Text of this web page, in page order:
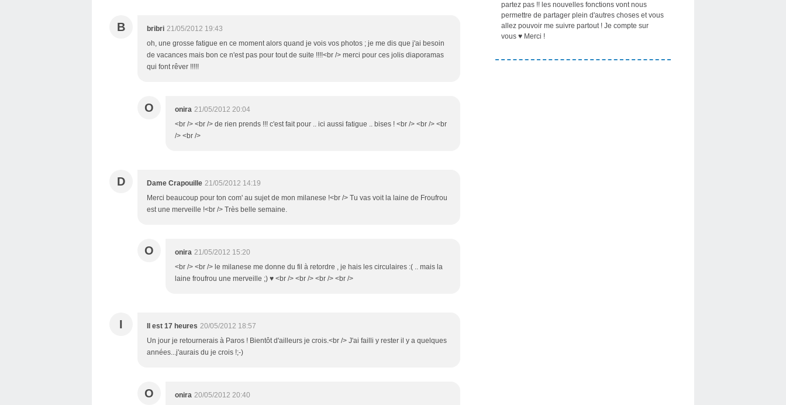
B bribri 21/05/2012 19:43
oh, une grosse fatigue en ce moment alors quand je vois vos photos ; je me dis que j'ai besoin
de vacances mais bon ce n'est pas pour tout de suite !!!!<br /> merci pour ces jolis diaporamas
qui font rêver !!!!!
O onira 21/05/2012 20:04
<br /> <br /> de rien prends !!! c'est fait pour .. ici aussi fatigue .. bises ! <br /> <br /> <br
/> <br />
D Dame Crapouille 21/05/2012 14:19
Merci beaucoup pour ton com' au sujet de mon milanese !<br /> Tu vas voit la laine de Froufrou
est une merveille !<br /> Très belle semaine.
O onira 21/05/2012 15:20
<br /> <br /> le milanese me donne du fil à retordre , je hais les circulaires :( .. mais la
laine froufrou une merveille ;) ♥ <br /> <br /> <br /> <br />
I Il est 17 heures 20/05/2012 18:57
Un jour je retournerais à Paros ! Bientôt d'ailleurs je crois.<br /> J'ai failli y rester il y a quelques
années...j'aurais du je crois !;-)
O onira 20/05/2012 20:40
partez pas !! les nouvelles fonctions vont nous
permettre de partager plein d'autres choses et vous
allez pouvoir me suivre partout ! Je compte sur
vous ♥ Merci !